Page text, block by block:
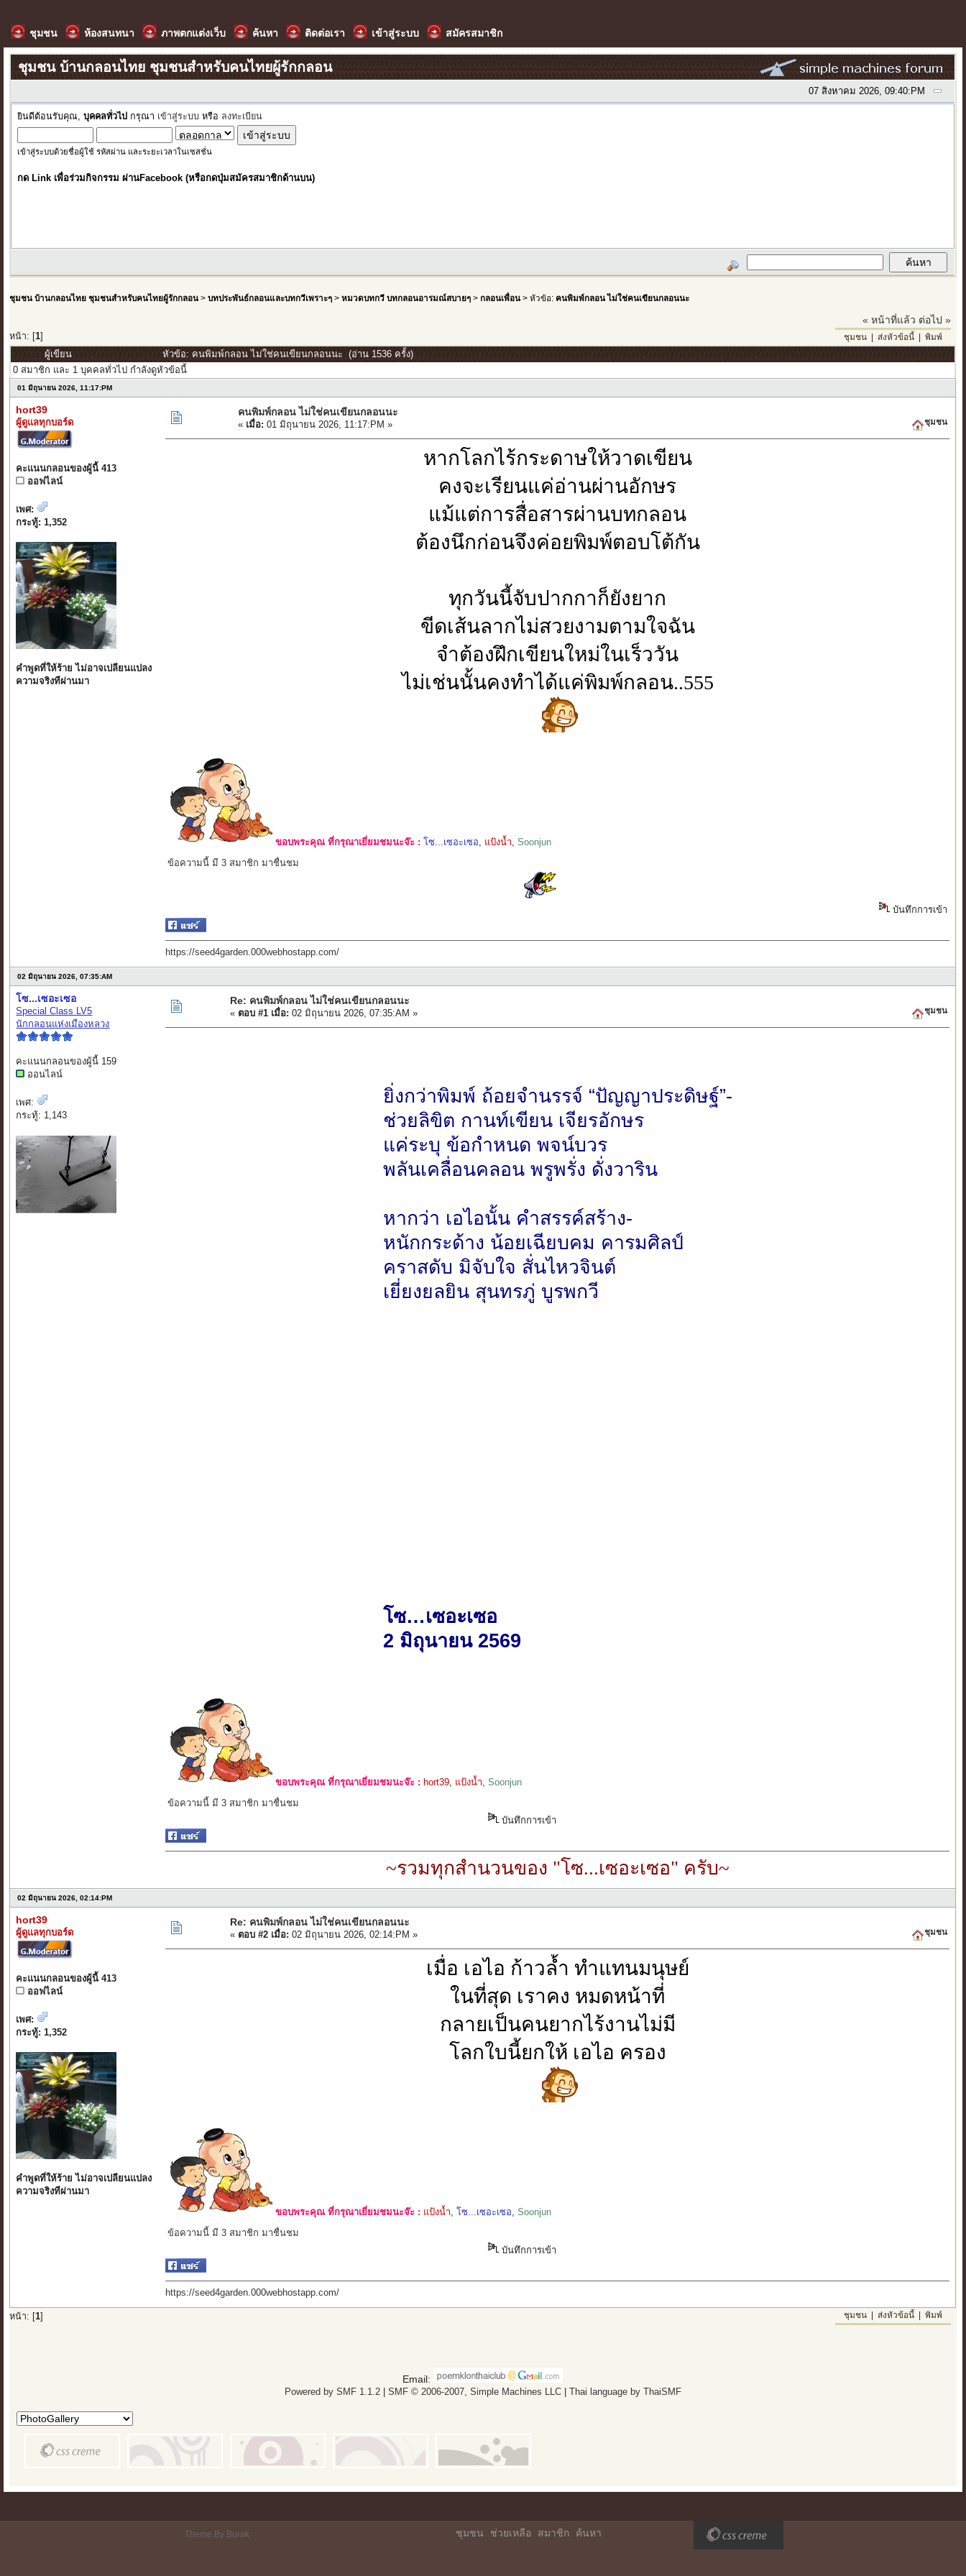
ชุมชน ห้องสนทนา ภาพตกแต่งเว็บ ค้นหา ติดต่อเรา เข้าสู่ระบบ สมัครสมาชิก
ชุมชน บ้านกลอนไทย ชุมชนสำหรับคนไทยผู้รักกลอน
07 สิงหาคม 2026, 09:40:PM
ยินดีต้อนรับคุณ,บุคคลทั่วไป กรุณา เข้าสู่ระบบ หรือ ลงทะเบียน
เข้าสู่ระบบด้วยชื่อผู้ใช้ รหัสผ่าน และระยะเวลาในเซสชั่น
กด Link เพื่อร่วมกิจกรรม ผ่านFacebook (หรือกดปุ่มสมัครสมาชิกด้านบน)
ชุมชน บ้านกลอนไทย ชุมชนสำหรับคนไทยผู้รักกลอน >บทประพันธ์กลอนและบทกวีเพราะๆ >หมวดบทกวี บทกลอนอารมณ์สบายๆ >กลอนเพื่อน > หัวข้อ: คนพิมพ์กลอน ไม่ใช่คนเขียนกลอนนะ
หน้า: [1
« หน้าที่แล้ว ต่อไป »
ชุมชน| ส่งหัวข้อนี้| พิมพ์
ผู้เขียน
หัวข้อ: คนพิมพ์กลอน ไม่ใช่คนเขียนกลอนนะ (อ่าน 1536 ครั้ง)
0 สมาชิก และ 1 บุคคลทั่วไป กำลังดูหัวข้อนี้
01 มิถุนายน 2026, 11:17:PM
hort39
ผู้ดูแลทุกบอร์ด
คะแนนกลอนของผู้นี้ 413
ออฟไลน์
เพศ:
กระทู้: 1,352
คำพูดที่ให้ร้าย ไม่อาจเปลียนแปลง
ความจริงทีผ่านมา
คนพิมพ์กลอน ไม่ใช่คนเขียนกลอนนะ
« เมื่อ: 01 มิถุนายน 2026, 11:17:PM » ชุมชน
หากโลกไร้กระดาษให้วาดเขียน
คงจะเรียนแค่อ่านผ่านอักษร
แม้แต่การสื่อสารผ่านบทกลอน
ต้องนึกก่อนจึงค่อยพิมพ์ตอบโต้กัน
ทุกวันนี้จับปากกาก็ยังยาก
ขีดเส้นลากไม่สวยงามตามใจฉัน
จำต้องฝึกเขียนใหม่ในเร็ววัน
ไม่เช่นนั้นคงทำได้แค่พิมพ์กลอน..555
ขอบพระคุณ ที่กรุณาเยี่ยมชมนะจ๊ะ : โซ...เซอะเซอ, แป้งน้ำ,Soonjun
ข้อความนี้ มี 3 สมาชิก มาชื่นชม
บันทึกการเข้า
https://seed4garden.000webhostapp.com/
02 มิถุนายน 2026, 07:35:AM
โซ...เซอะเซอ
Special Class LV5
นักกลอนแห่งเมืองหลวง
คะแนนกลอนของผู้นี้ 159
ออนไลน์
เพศ:
กระทู้: 1,143
Re: คนพิมพ์กลอน ไม่ใช่คนเขียนกลอนนะ
« ตอบ #1 เมื่อ: 02 มิถุนายน 2026, 07:35:AM » ชุมชน
ยิ่งกว่าพิมพ์ ถ้อยจำนรรจ์ “ปัญญาประดิษฐ์”-
ช่วยลิขิต กานท์เขียน เจียรอักษร
แค่ระบุ ข้อกำหนด พจน์บวร
พลันเคลื่อนคลอน พรูพรั่ง ดั่งวาริน
หากว่า เอไอนั้น คำสรรค์สร้าง-
หนักกระด้าง น้อยเฉียบคม คารมศิลป์
คราสดับ มิจับใจ สั่นไหวจินต์
เยี่ยงยลยิน สุนทรภู่ บูรพกวี
โซ…เซอะเซอ
2 มิถุนายน 2569
ขอบพระคุณ ที่กรุณาเยี่ยมชมนะจ๊ะ : hort39, แป้งน้ำ,Soonjun
ข้อความนี้ มี 3 สมาชิก มาชื่นชม
บันทึกการเข้า
~รวมทุกสำนวนของ "โซ...เซอะเซอ" ครับ~
02 มิถุนายน 2026, 02:14:PM
hort39
ผู้ดูแลทุกบอร์ด
คะแนนกลอนของผู้นี้ 413
ออฟไลน์
เพศ:
กระทู้: 1,352
คำพูดที่ให้ร้าย ไม่อาจเปลียนแปลง
ความจริงทีผ่านมา
Re: คนพิมพ์กลอน ไม่ใช่คนเขียนกลอนนะ
« ตอบ #2 เมื่อ: 02 มิถุนายน 2026, 02:14:PM » ชุมชน
เมื่อ เอไอ ก้าวล้ำ ทำแทนมนุษย์
ในที่สุด เราคง หมดหน้าที่
กลายเป็นคนยากไร้งานไม่มี
โลกใบนี้ยกให้ เอไอ ครอง
ขอบพระคุณ ที่กรุณาเยี่ยมชมนะจ๊ะ : แป้งน้ำ,โซ...เซอะเซอ,Soonjun
ข้อความนี้ มี 3 สมาชิก มาชื่นชม
บันทึกการเข้า
https://seed4garden.000webhostapp.com/
หน้า: [1 ชุมชน| ส่งหัวข้อนี้| พิมพ์
Email:
Powered by SMF 1.1.2| SMF © 2006-2007, Simple Machines LLC| Thai language by ThaiSMF
Theme By Burak ชุมชน ช่วยเหลือ สมาชิก ค้นหา